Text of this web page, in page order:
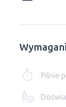
Pilnie